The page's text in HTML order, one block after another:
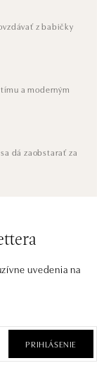
z babičky
a moderným
dá zaobstarať za
uvedenia na
PRIHLÁSENIE